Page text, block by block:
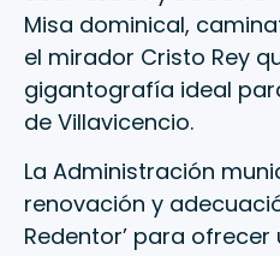
Misa dominical,
el mirador Cristo Rey
gigantografía ideal
de Villavicencio.
La Administración
renovación y
Redentor’ para